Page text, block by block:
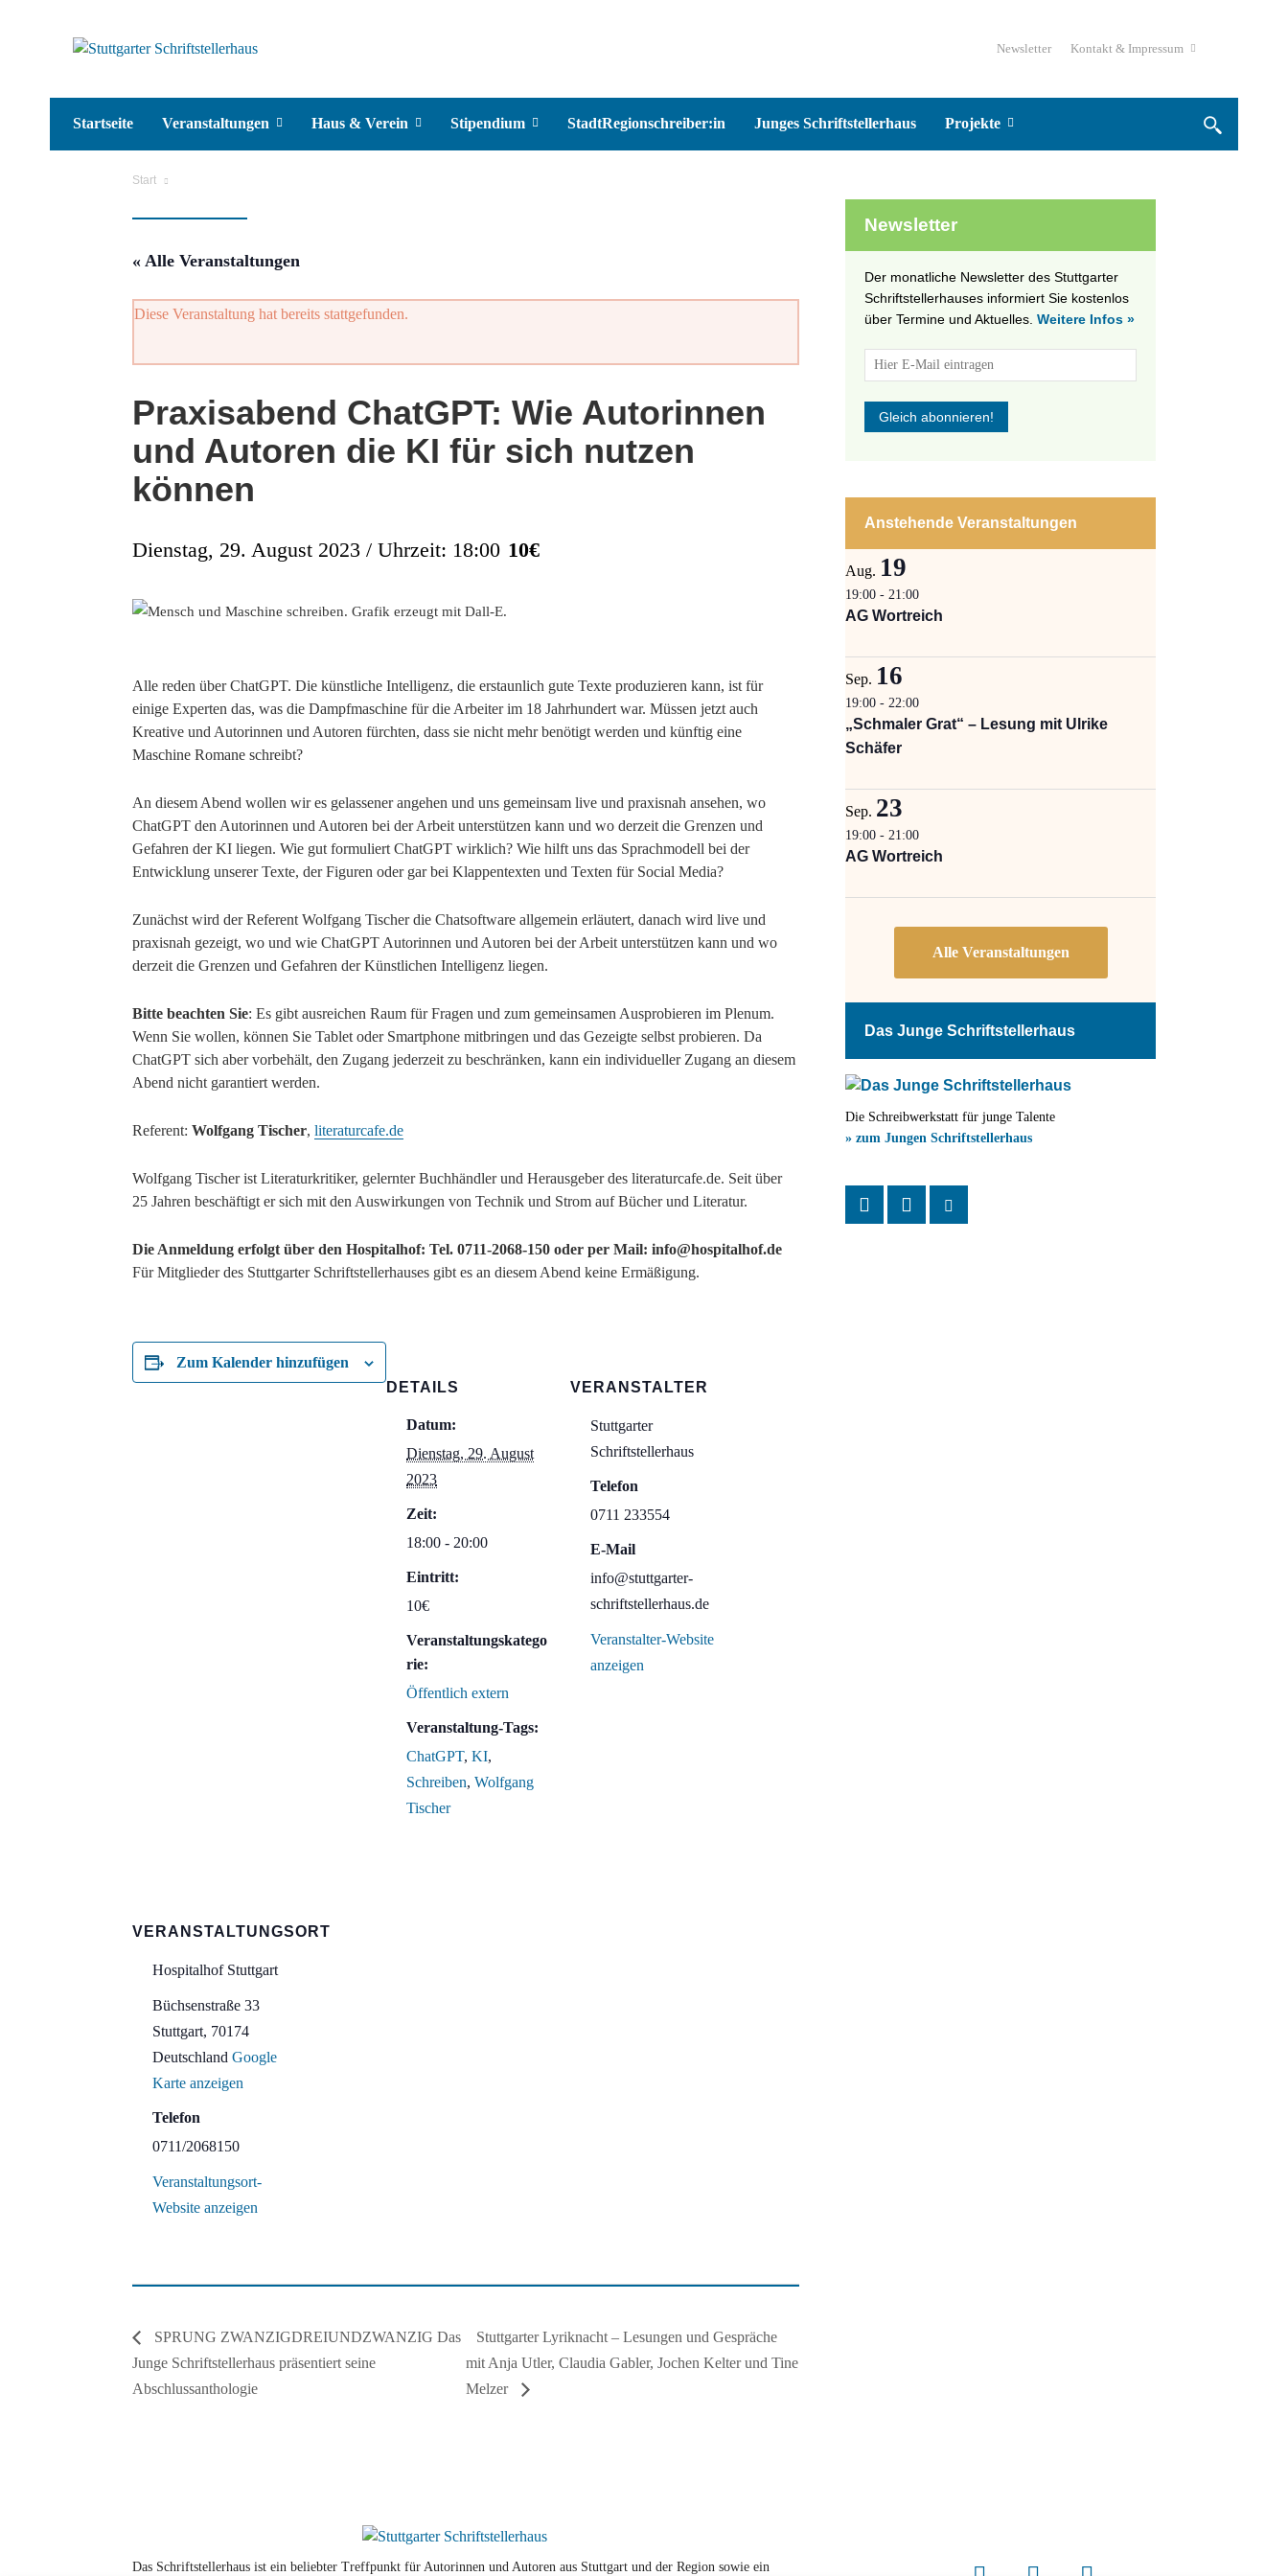
Newsletter Kontakt & Impressum
Startseite Veranstaltungen Haus & Verein Stipendium StadtRegionschreiber:in Junges Schriftstellerhaus Projekte
Start
« Alle Veranstaltungen
Diese Veranstaltung hat bereits stattgefunden.
Praxisabend ChatGPT: Wie Autorinnen
und Autoren die KI für sich nutzen
können
Dienstag, 29. August 2023 / Uhrzeit: 18:00 10€
Alle reden über ChatGPT. Die künstliche Intelligenz, die erstaunlich gute Texte produzieren kann, ist für
einige Experten das, was die Dampfmaschine für die Arbeiter im 18 Jahrhundert war. Müssen jetzt auch
Kreative und Autorinnen und Autoren fürchten, dass sie nicht mehr benötigt werden und künftig eine
Maschine Romane schreibt?
An diesem Abend wollen wir es gelassener angehen und uns gemeinsam live und praxisnah ansehen, wo
ChatGPT den Autorinnen und Autoren bei der Arbeit unterstützen kann und wo derzeit die Grenzen und
Gefahren der KI liegen. Wie gut formuliert ChatGPT wirklich? Wie hilft uns das Sprachmodell bei der
Entwicklung unserer Texte, der Figuren oder gar bei Klappentexten und Texten für Social Media?
Zunächst wird der Referent Wolfgang Tischer die Chatsoftware allgemein erläutert, danach wird live und
praxisnah gezeigt, wo und wie ChatGPT Autorinnen und Autoren bei der Arbeit unterstützen kann und wo
derzeit die Grenzen und Gefahren der Künstlichen Intelligenz liegen.
Bitte beachten Sie: Es gibt ausreichen Raum für Fragen und zum gemeinsamen Ausprobieren im Plenum.
Wenn Sie wollen, können Sie Tablet oder Smartphone mitbringen und das Gezeigte selbst probieren. Da
ChatGPT sich aber vorbehält, den Zugang jederzeit zu beschränken, kann ein individueller Zugang an diesem
Abend nicht garantiert werden.
Referent: Wolfgang Tischer, literaturcafe.de
Wolfgang Tischer ist Literaturkritiker, gelernter Buchhändler und Herausgeber des literaturcafe.de. Seit über
25 Jahren beschäftigt er sich mit den Auswirkungen von Technik und Strom auf Bücher und Literatur.
Die Anmeldung erfolgt über den Hospitalhof: Tel. 0711-2068-150 oder per Mail: info@hospitalhof.de
Für Mitglieder des Stuttgarter Schriftstellerhauses gibt es an diesem Abend keine Ermäßigung.
Zum Kalender hinzufügen
DETAILS
Datum:
Dienstag, 29. August
2023
Zeit:
18:00 - 20:00
Eintritt:
10€
Veranstaltungskatego
rie:
Öffentlich extern
Veranstaltung-Tags:
ChatGPT, KI,
Schreiben, Wolfgang
Tischer
VERANSTALTER
Stuttgarter
Schriftstellerhaus
Telefon
0711 233554
E-Mail
info@stuttgarter-
schriftstellerhaus.de
Veranstalter-Website
anzeigen
VERANSTALTUNGSORT
Hospitalhof Stuttgart
Büchsenstraße 33
Stuttgart, 70174
Deutschland Google
Karte anzeigen
Telefon
0711/2068150
Veranstaltungsort-
Website anzeigen
SPRUNG ZWANZIGDREIUNDZWANZIG Das
Junge Schriftstellerhaus präsentiert seine
Abschlussanthologie
Stuttgarter Lyriknacht – Lesungen und Gespräche
mit Anja Utler, Claudia Gabler, Jochen Kelter und Tine
Melzer
Newsletter
Der monatliche Newsletter des Stuttgarter
Schriftstellerhauses informiert Sie kostenlos
über Termine und Aktuelles. Weitere Infos »
Anstehende Veranstaltungen
Aug. 19
19:00 - 21:00
AG Wortreich
Sep. 16
19:00 - 22:00
„Schmaler Grat“ – Lesung mit Ulrike
Schäfer
Sep. 23
19:00 - 21:00
AG Wortreich
Das Junge Schriftstellerhaus
Die Schreibwerkstatt für junge Talente
» zum Jungen Schriftstellerhaus
Das Schriftstellerhaus ist ein beliebter Treffpunkt für Autorinnen und Autoren aus Stuttgart und der Region sowie ein